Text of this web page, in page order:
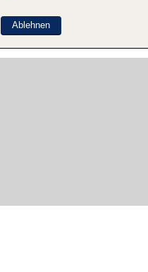
Ablehnen